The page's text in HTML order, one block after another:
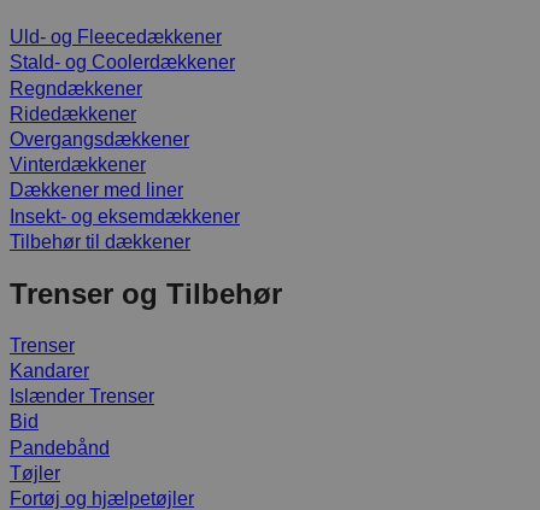
Uld- og Fleecedækkener
Stald- og Coolerdækkener
Regndækkener
Ridedækkener
Overgangsdækkener
Vinterdækkener
Dækkener med liner
Insekt- og eksemdækkener
Tilbehør til dækkener
Trenser og Tilbehør
Trenser
Kandarer
Islænder Trenser
Bid
Pandebånd
Tøjler
Fortøj og hjælpetøjler